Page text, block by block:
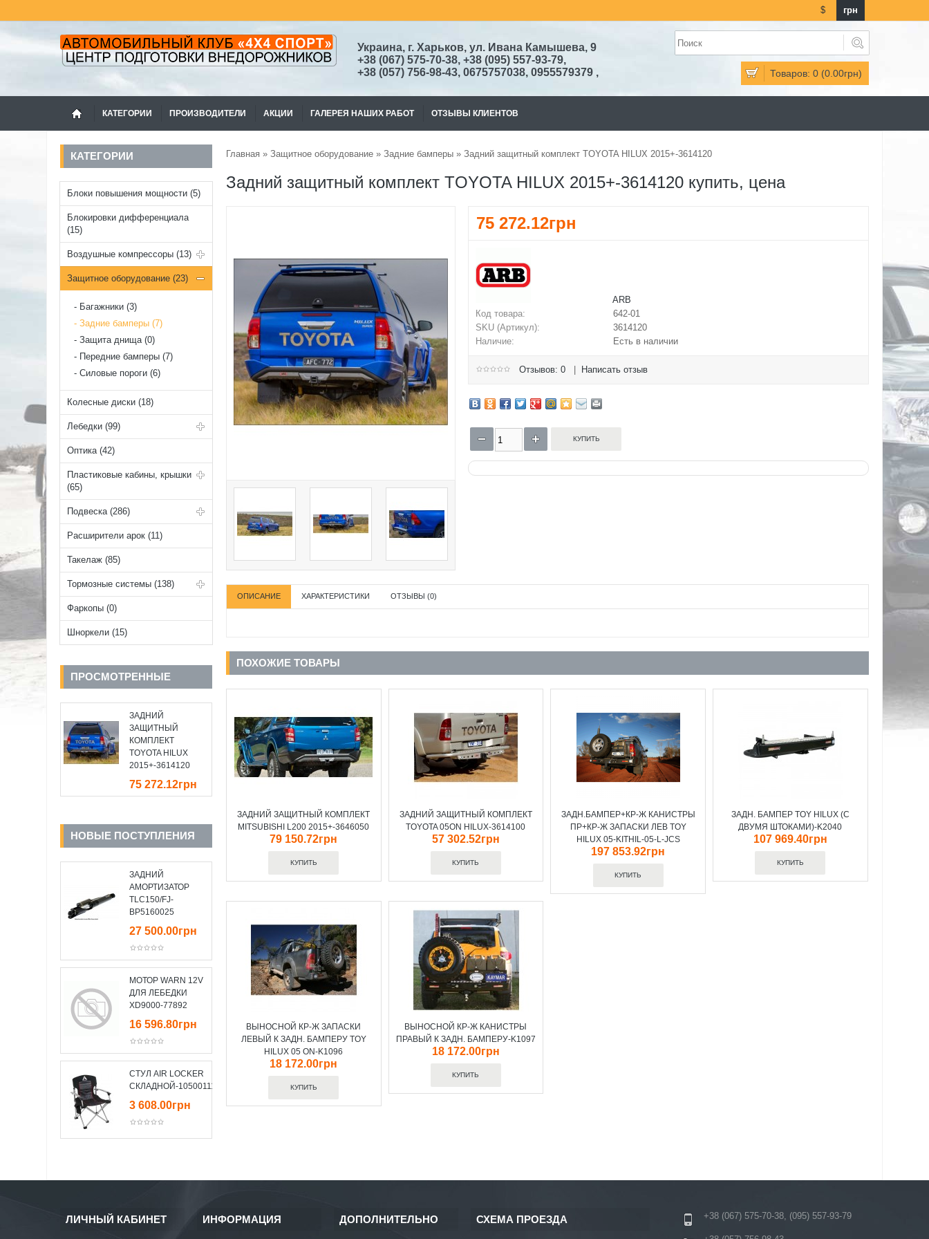
$ грн
Товаров: 0 (0.00грн)
Украина, г. Харьков, ул. Ивана Камышева, 9
+38 (067) 575-70-38, +38 (095) 557-93-79,
+38 (057) 756-98-43, 0675757038, 0955579379 ,
КАТЕГОРИИ ПРОИЗВОДИТЕЛИ АКЦИИ ГАЛЕРЕЯ НАШИХ РАБОТ ОТЗЫВЫ КЛИЕНТОВ
КАТЕГОРИИ
Блоки повышения мощности (5)
Блокировки дифференциала
(15)
Воздушные компрессоры (13)
Защитное оборудование (23)
Багажники (3)
Задние бамперы (7)
Защита днища (0)
Передние бамперы (7)
Силовые пороги (6)
Колесные диски (18)
Лебедки (99)
Оптика (42)
Пластиковые кабины, крышки
(65)
Подвеска (286)
Расширители арок (11)
Такелаж (85)
Тормозные системы (138)
Фаркопы (0)
Шноркели (15)
ПРОСМОТРЕННЫЕ
ЗАДНИЙ
ЗАЩИТНЫЙ
КОМПЛЕКТ
TOYOTA HILUX
2015+-3614120
75 272.12грн
НОВЫЕ ПОСТУПЛЕНИЯ
ЗАДНИЙ
АМОРТИЗАТОР
TLC150/FJ-
BP5160025
27 500.00грн
МОТОР WARN 12V
ДЛЯ ЛЕБЕДКИ
XD9000-77892
16 596.80грн
СТУЛ AIR LOCKER
СКЛАДНОЙ-10500111
3 608.00грн
Главная » Защитное оборудование » Задние бамперы » Задний защитный комплект TOYOTA HILUX 2015+-3614120
Задний защитный комплект TOYOTA HILUX 2015+-3614120 купить, цена
75 272.12грн
ARB
Код товара:
642-01
SKU (Артикул):
3614120
Наличие:
Есть в наличии
Отзывов: 0 Написать отзыв
ОПИСАНИЕ ХАРАКТЕРИСТИКИ ОТЗЫВЫ (0)
ПОХОЖИЕ ТОВАРЫ
ЗАДНИЙ ЗАЩИТНЫЙ КОМПЛЕКТ
MITSUBISHI L200 2015+-3646050
79 150.72грн
ЗАДНИЙ ЗАЩИТНЫЙ КОМПЛЕКТ
TOYOTA 05ON HILUX-3614100
57 302.52грн
ЗАДН.БАМПЕР+КР-Ж КАНИСТРЫ
ПР+КР-Ж ЗАПАСКИ ЛЕВ TOY
HILUX 05-KITHIL-05-L-JCS
197 853.92грн
ЗАДН. БАМПЕР TOY HILUX (C
ДВУМЯ ШТОКАМИ)-K2040
107 969.40грн
ВЫНОСНОЙ КР-Ж ЗАПАСКИ
ЛЕВЫЙ К ЗАДН. БАМПЕРУ TOY
HILUX 05 ON-K1096
18 172.00грн
ВЫНОСНОЙ КР-Ж КАНИСТРЫ
ПРАВЫЙ К ЗАДН. БАМПЕРУ-K1097
18 172.00грн
ЛИЧНЫЙ КАБИНЕТ ИНФОРМАЦИЯ ДОПОЛНИТЕЛЬНО СХЕМА ПРОЕЗДА +38 (067) 575-70-38, (095) 557-93-79